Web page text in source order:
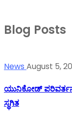
Blog Posts
News August 5,
ಯುನಿಕೋಡ್ ಪರಿವರ್ತನೆ
ಸ್ಥಗಿತ